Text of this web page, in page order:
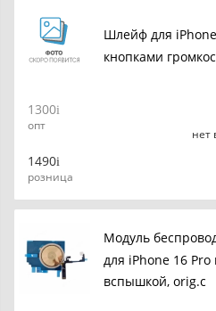
Шлейф для
кнопками
1300
опт
1490
розница
нет
Модуль
для iPhone 16
вспышкой, orig.c